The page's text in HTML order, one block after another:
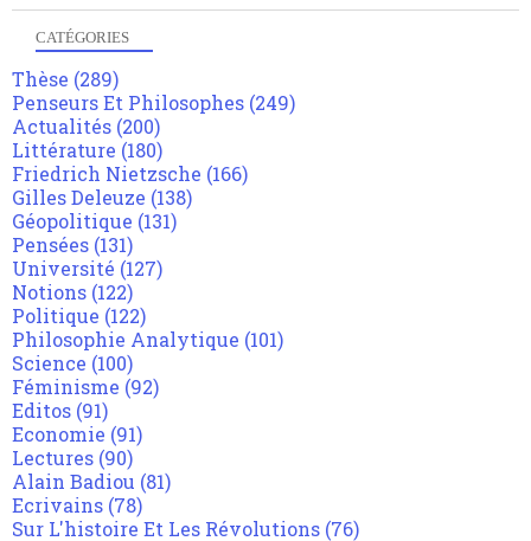
CATÉGORIES
Thèse (289)
Penseurs Et Philosophes (249)
Actualités (200)
Littérature (180)
Friedrich Nietzsche (166)
Gilles Deleuze (138)
Géopolitique (131)
Pensées (131)
Université (127)
Notions (122)
Politique (122)
Philosophie Analytique (101)
Science (100)
Féminisme (92)
Editos (91)
Economie (91)
Lectures (90)
Alain Badiou (81)
Ecrivains (78)
Sur L'histoire Et Les Révolutions (76)